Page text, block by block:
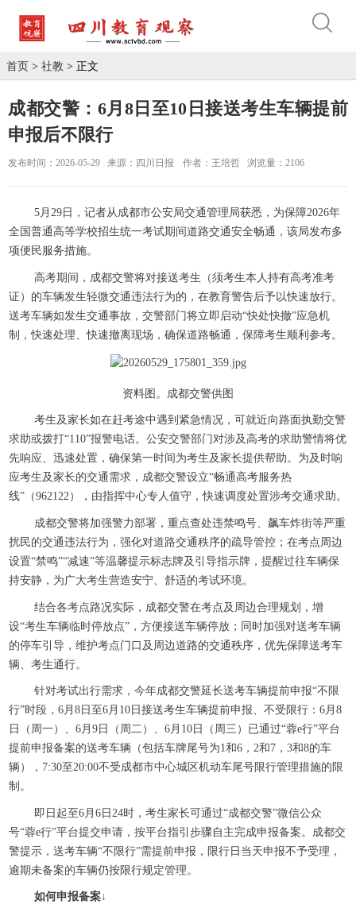
首页 > 社教 > 正文
成都交警：6月8日至10日接送考生车辆提前
申报后不限行
发布时间：2026-05-29 来源：四川日报 作者：王培哲 浏览量：2106
5月29日，记者从成都市公安局交通管理局获悉，为保障2026年
全国普通高等学校招生统一考试期间道路交通安全畅通，该局发布多
项便民服务措施。
高考期间，成都交警将对接送考生（须考生本人持有高考准考
证）的车辆发生轻微交通违法行为的，在教育警告后予以快速放行。
送考车辆如发生交通事故，交警部门将立即启动“快处快撤”应急机
制，快速处理、快速撤离现场，确保道路畅通，保障考生顺利参考。
资料图。成都交警供图
考生及家长如在赶考途中遇到紧急情况，可就近向路面执勤交警
求助或拨打“110”报警电话。公安交警部门对涉及高考的求助警情将优
先响应、迅速处置，确保第一时间为考生及家长提供帮助。为及时响
应考生及家长的交通需求，成都交警设立“畅通高考服务热
线”（962122），由指挥中心专人值守，快速调度处置涉考交通求助。
成都交警将加强警力部署，重点查处违禁鸣号、飙车炸街等严重
扰民的交通违法行为，强化对道路交通秩序的疏导管控；在考点周边
设置“禁鸣”“减速”等温馨提示标志牌及引导指示牌，提醒过往车辆保
持安静，为广大考生营造安宁、舒适的考试环境。
结合各考点路况实际，成都交警在考点及周边合理规划，增
设“考生车辆临时停放点”，方便接送车辆停放；同时加强对送考车辆
的停车引导，维护考点门口及周边道路的交通秩序，优先保障送考车
辆、考生通行。
针对考试出行需求，今年成都交警延长送考车辆提前申报“不限
行”时段，6月8日至6月10日接送考生车辆提前申报、不受限行：6月8
日（周一）、6月9日（周二）、6月10日（周三）已通过“蓉e行”平台
提前申报备案的送考车辆（包括车牌尾号为1和6，2和7，3和8的车
辆），7:30至20:00不受成都市中心城区机动车尾号限行管理措施的限
制。
即日起至6月6日24时，考生家长可通过“成都交警”微信公众
号“蓉e行”平台提交申请，按平台指引步骤自主完成申报备案。成都交
警提示，送考车辆“不限行”需提前申报，限行日当天申报不予受理，
逾期未备案的车辆仍按限行规定管理。
如何申报备案↓